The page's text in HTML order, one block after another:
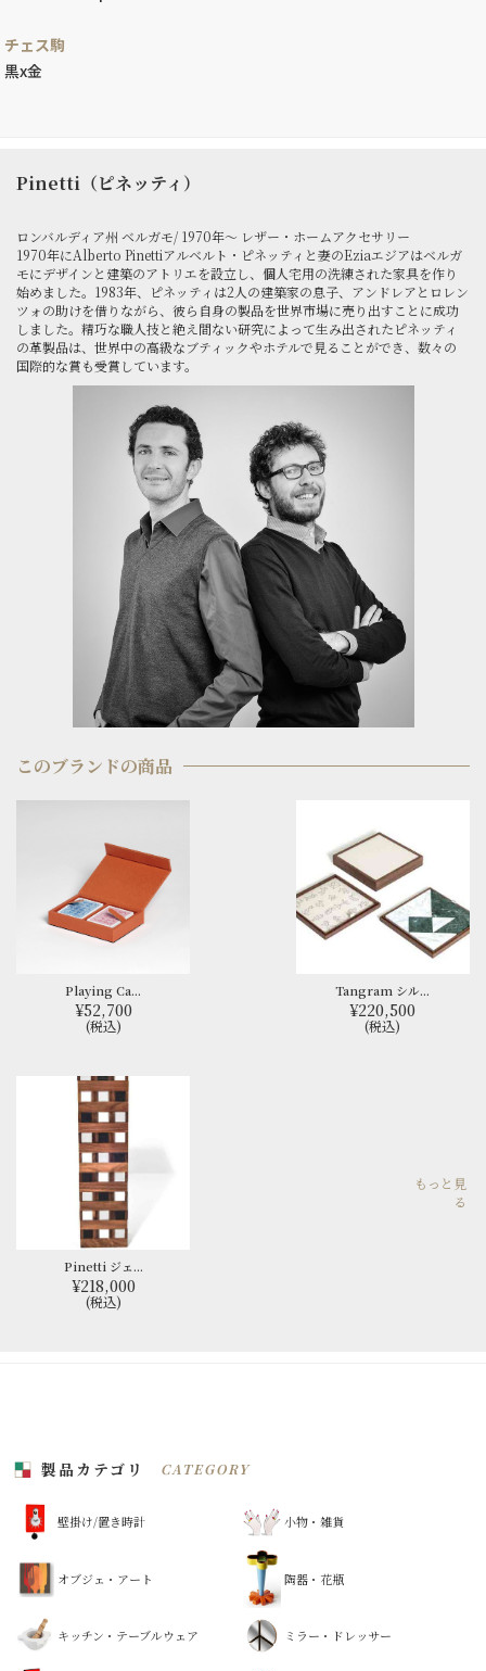
チェス駒
黒x金
Pinetti（ピネッティ）
ロンバルディア州 ベルガモ/ 1970年～ レザー・ホームアクセサリー
1970年にAlberto Pinettiアルベルト・ピネッティと妻のEziaエジアはベルガ
モにデザインと建築のアトリエを設立し、個人宅用の洗練された家具を作り
始めました。1983年、ピネッティは2人の建築家の息子、アンドレアとロレン
ツォの助けを借りながら、彼ら自身の製品を世界市場に売り出すことに成功
しました。精巧な職人技と絶え間ない研究によって生み出されたピネッティ
の革製品は、世界中の高級なブティックやホテルで見ることができ、数々の
国際的な賞も受賞しています。
このブランドの商品
Playing Ca...
¥52,700
(税込)
Tangram シル...
¥220,500
(税込)
Pinetti ジェ...
¥218,000
(税込)
もっと見
る
製品カテゴリ CATEGORY
壁掛け/置き時計 小物・雑貨
オブジェ・アート 陶器・花瓶
キッチン・テーブルウェア ミラー・ドレッサー